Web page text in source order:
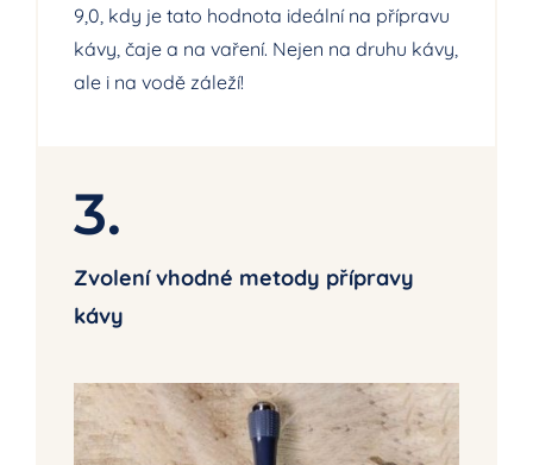
9,0, kdy je tato hodnota ideální na přípravu
kávy, čaje a na vaření. Nejen na druhu kávy,
ale i na vodě záleží!
3.
Zvolení vhodné metody přípravy
kávy